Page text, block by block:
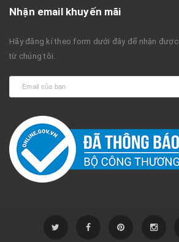
Nhận email khuyến mãi
Hãy đăng kí theo form dưới đây để nhận
từ chúng tôi.